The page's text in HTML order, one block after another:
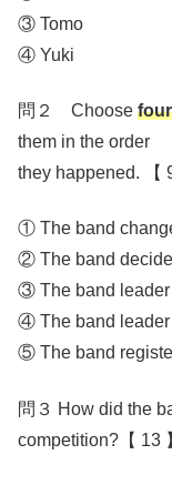
③ Tomo
④ Yuki
問２ Choose four
them in the order
they happened.
① The band
② The band
③ The band leader
④ The band leader
⑤ The band
問３ How did the
competition?【 13